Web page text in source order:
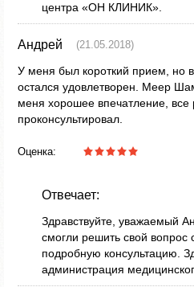
центра «ОН КЛИНИК».
Андрей (21.05.2018)
У меня был короткий прием, но
остался удовлетворен. Меер
меня хорошее впечатление, все
проконсультировал.
Оценка:
Отвечает:
Здравствуйте, уважаемый
смогли решить свой вопрос
подробную консультацию.
администрация